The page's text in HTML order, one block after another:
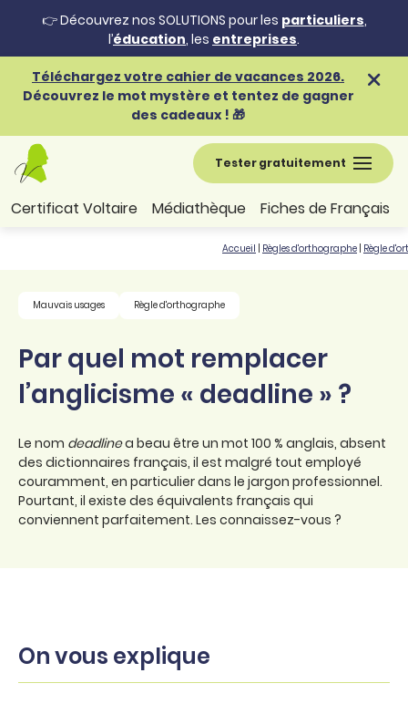
👉 Découvrez nos SOLUTIONS pour les particuliers,
l’éducation, les entreprises.
Téléchargez votre cahier de vacances 2026.
Découvrez le mot mystère et tentez de gagner
des cadeaux ! 🎁
Tester gratuitement
Certificat Voltaire Médiathèque Fiches de Français
Accueil Règles d'orthographe Règle
Mauvais usages Règle d'orthographe
Par quel mot remplacer
l’anglicisme « deadline » ?
Le nom deadlinea beau être un mot 100 % anglais, absent
des dictionnaires français, il est malgré tout employé
couramment, en particulier dans le jargon professionnel.
Pourtant, il existe des équivalents français qui
conviennent parfaitement. Les connaissez-vous ?
On vous explique